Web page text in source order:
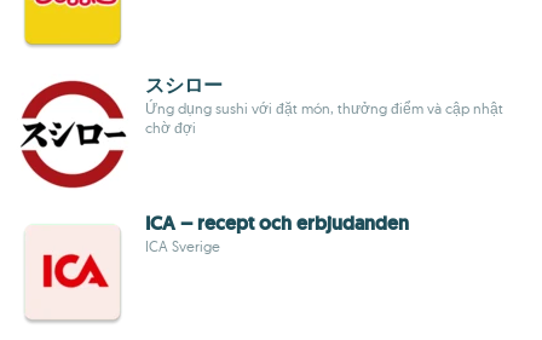
スシロー
Ứng dụng sushi với đặt món, thưởng điểm và cập nhật
chờ đợi
ICA – recept och erbjudanden
ICA Sverige